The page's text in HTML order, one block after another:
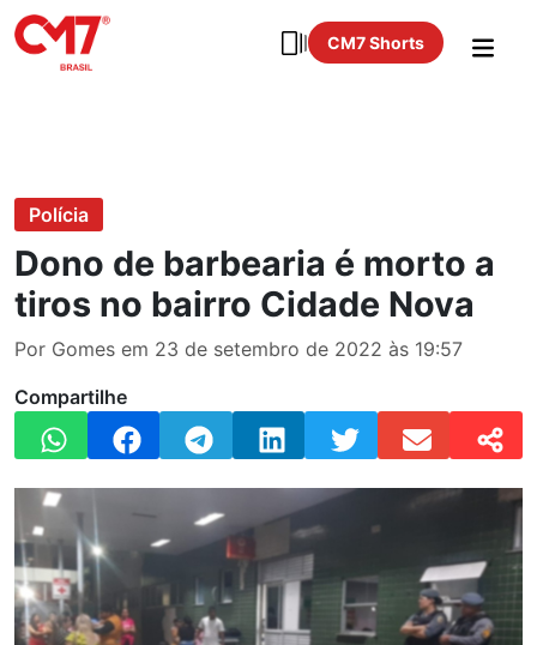
CM7 Shorts
Polícia
Dono de barbearia é morto a
tiros no bairro Cidade Nova
Por Gomes em 23 de setembro de 2022 às 19:57
Compartilhe